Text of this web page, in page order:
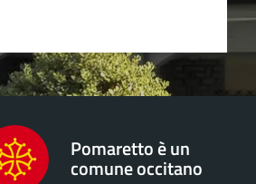
Pomaretto è un
comune occitano